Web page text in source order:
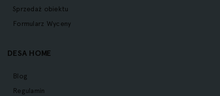
Sprzedaż obiektu
Formularz Wyceny
DESA HOME
Blog
Regulamin